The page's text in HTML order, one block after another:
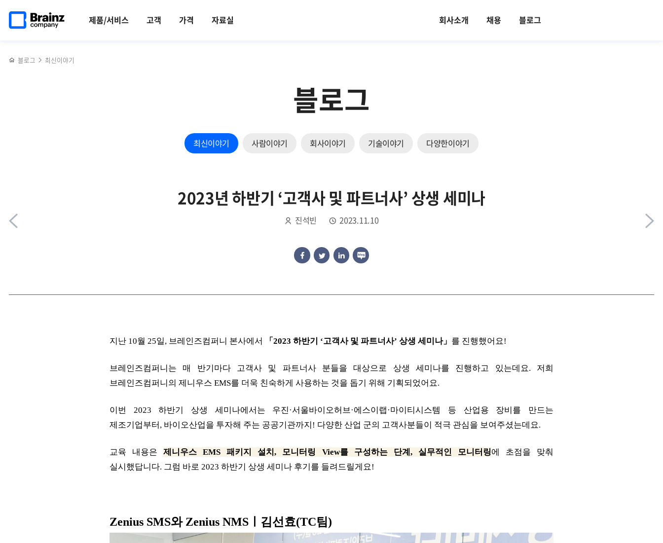
건너뛰기
제품/서비스 고객 가격 자료실 회사소개 채용 블로그
페이지로
블로그 최신이야기
블로그
최신이야기 사람이야기 회사이야기 기술이야기 다양한이야기
브레인즈컴퍼니
‘가을문화행사
2023년 하반기 ‘고객사 및 파트너사’ 상생 세미나
진석빈 2023.11.10
공유하기
공유하기
공유하기
공유하기
‘2023
소프트웨어대전’
지난 10월 25일, 브레인즈컴퍼니 본사에서 「2023 하반기 ‘고객사 및 파트너사’ 상생 세미나」 를 진행했어요!
브레인즈컴퍼니는 매 반기마다 고객사 및 파트너사 분들을 대상으로 상생 세미나를 진행하고 있는데요. 저희
브레인즈컴퍼니의 제니우스 EMS를 더욱 친숙하게 사용하는 것을 돕기 위해 기획되었어요.
이번 2023 하반기 상생 세미나에서는 우진·서울바이오허브·에스이랩·마이티시스템 등 산업용 장비를 만드는
제조기업부터, 바이오산업을 투자해 주는 공공기관까지! 다양한 산업 군의 고객사분들이 적극 관심을 보여주셨는데요.
교육 내용은제니우스 EMS 패키지 설치, 모니터링 View를 구성하는 단계, 실무적인 모니터링에 초점을 맞춰
실시했답니다. 그럼 바로 2023 하반기 상생 세미나 후기를 들려드릴게요!
Zenius SMS와 Zenius NMSㅣ김선효(TC팀)